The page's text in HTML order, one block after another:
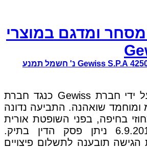
ומדגם במוצרי
תא (מחוזי חי') 4250-07-14 Gewiss S.P.A נ' חשמל תמנע
תביעה שהוגשה על ידי חברת Gewiss כנגד חברת
שואהנה. התביעה נדונה
בחיפה, בפני השופטת אורית
וינשטיין. ביום 6.9.2015 ניתן פסק הדין בתיק.
תובענה לתשלום פיצויים